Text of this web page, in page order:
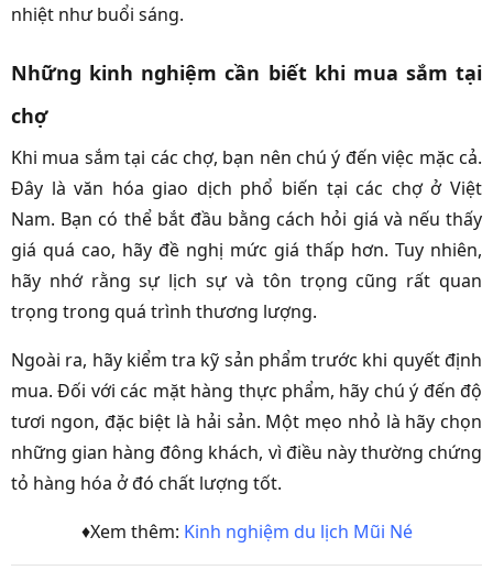
nhiệt như buổi sáng.
Những kinh nghiệm cần biết khi mua sắm tại
chợ
Khi mua sắm tại các chợ, bạn nên chú ý đến việc mặc cả.
Đây là văn hóa giao dịch phổ biến tại các chợ ở Việt
Nam. Bạn có thể bắt đầu bằng cách hỏi giá và nếu thấy
giá quá cao, hãy đề nghị mức giá thấp hơn. Tuy nhiên,
hãy nhớ rằng sự lịch sự và tôn trọng cũng rất quan
trọng trong quá trình thương lượng.
Ngoài ra, hãy kiểm tra kỹ sản phẩm trước khi quyết định
mua. Đối với các mặt hàng thực phẩm, hãy chú ý đến độ
tươi ngon, đặc biệt là hải sản. Một mẹo nhỏ là hãy chọn
những gian hàng đông khách, vì điều này thường chứng
tỏ hàng hóa ở đó chất lượng tốt.
♦Xem thêm: Kinh nghiệm du lịch Mũi Né